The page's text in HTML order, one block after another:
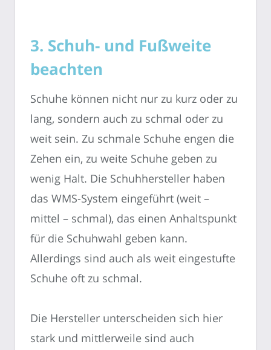
3. Schuh- und Fußweite
beachten
Schuhe können nicht nur zu kurz oder zu
lang, sondern auch zu schmal oder zu
weit sein. Zu schmale Schuhe engen die
Zehen ein, zu weite Schuhe geben zu
wenig Halt. Die Schuhhersteller haben
das WMS-System eingeführt (weit –
mittel – schmal), das einen Anhaltspunkt
für die Schuhwahl geben kann.
Allerdings sind auch als weit eingestufte
Schuhe oft zu schmal.
Die Hersteller unterscheiden sich hier
stark und mittlerweile sind auch